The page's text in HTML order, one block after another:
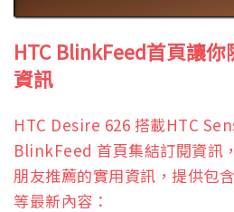
HTC BlinkFeed首頁讓你
資訊
HTC Desire 626 搭載HTC
BlinkFeed 首頁集結訂閱資訊
朋友推薦的實用資訊，提供包
等最新內容：